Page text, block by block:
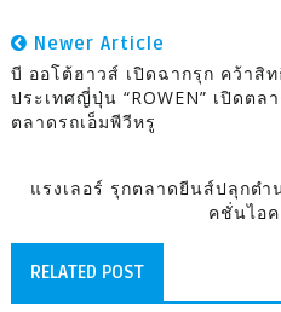
Newer Article
บี ออโต้ฮาวส์ เปิดฉากรุก คว้าสิ
ประเทศญี่ปุ่น “ROWEN” เปิดตล
ตลาดรถเอ็มพีวีหรู
แรงเลอร์ รุกตลาดยีนส์ปลุกตำ
คชั่นไอ
RELATED POST